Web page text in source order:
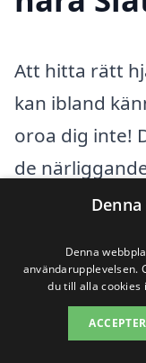
Att hitta rätt
kan ibland
oroa dig inte!
de
företag och
dig att fatta
stambyte.
de städer där
Denna
användarupplevelsen.
du till alla cookies